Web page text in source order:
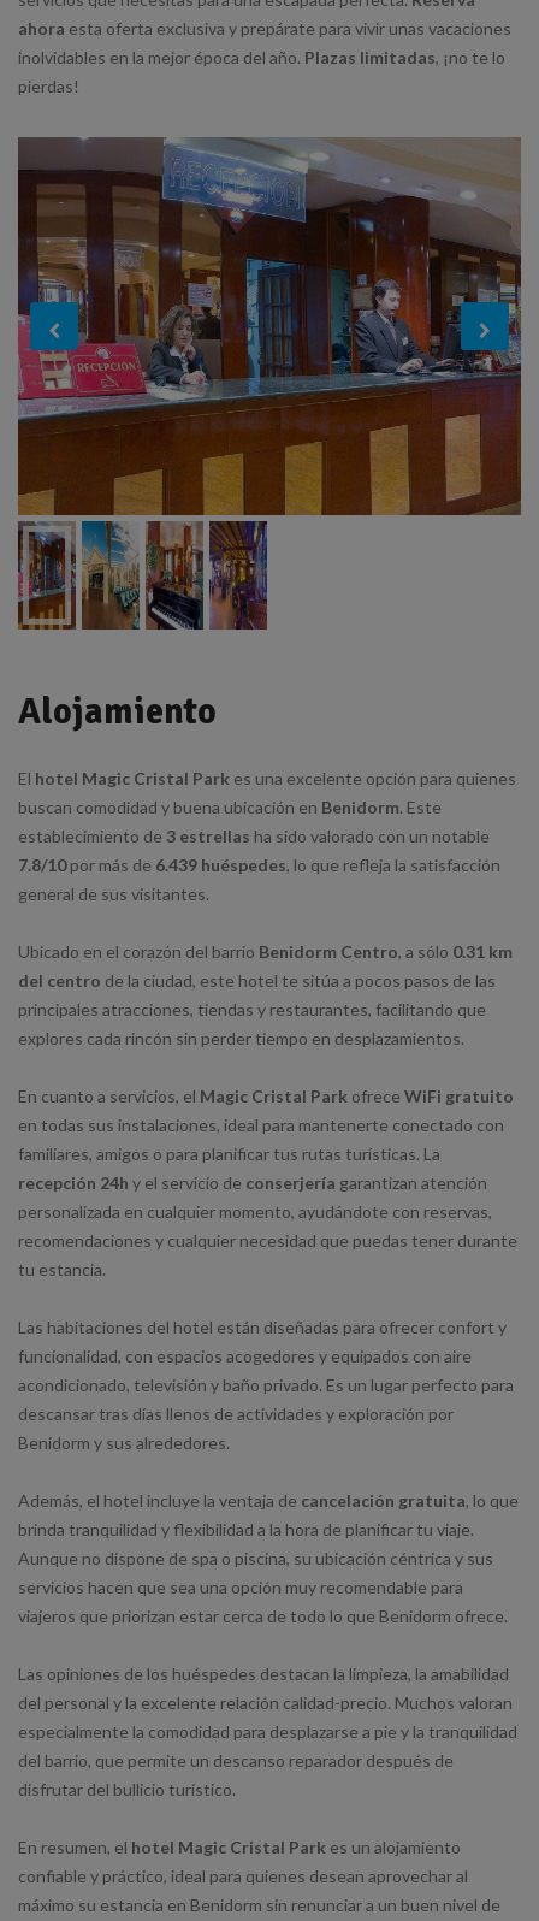
ahora esta oferta exclusiva y prepárate para vivir unas vacaciones
inolvidables en la mejor época del año. Plazas limitadas, ¡no te lo
pierdas!
Alojamiento
El hotel Magic Cristal Park es una excelente opción para quienes
buscan comodidad y buena ubicación en Benidorm. Este
establecimiento de 3 estrellas ha sido valorado con un notable
7.8/10por más de 6.439 huéspedes, lo que refleja la satisfacción
general de sus visitantes.
Ubicado en el corazón del barrio Benidorm Centro, a sólo 0.31 km
del centro de la ciudad, este hotel te sitúa a pocos pasos de las
principales atracciones, tiendas y restaurantes, facilitando que
explores cada rincón sin perder tiempo en desplazamientos.
En cuanto a servicios, el Magic Cristal Park ofrece WiFi gratuito
en todas sus instalaciones, ideal para mantenerte conectado con
familiares, amigos o para planificar tus rutas turísticas. La
recepción 24h y el servicio de conserjería garantizan atención
personalizada en cualquier momento, ayudándote con reservas,
recomendaciones y cualquier necesidad que puedas tener durante
tu estancia.
Las habitaciones del hotel están diseñadas para ofrecer confort y
funcionalidad, con espacios acogedores y equipados con aire
acondicionado, televisión y baño privado. Es un lugar perfecto para
descansar tras días llenos de actividades y exploración por
Benidorm y sus alrededores.
Además, el hotel incluye la ventaja de cancelación gratuita, lo que
brinda tranquilidad y flexibilidad a la hora de planificar tu viaje.
Aunque no dispone de spa o piscina, su ubicación céntrica y sus
servicios hacen que sea una opción muy recomendable para
viajeros que priorizan estar cerca de todo lo que Benidorm ofrece.
Las opiniones de los huéspedes destacan la limpieza, la amabilidad
del personal y la excelente relación calidad-precio. Muchos valoran
especialmente la comodidad para desplazarse a pie y la tranquilidad
del barrio, que permite un descanso reparador después de
disfrutar del bullicio turístico.
En resumen, el hotel Magic Cristal Park es un alojamiento
confiable y práctico, ideal para quienes desean aprovechar al
máximo su estancia en Benidorm sin renunciar a un buen nivel de